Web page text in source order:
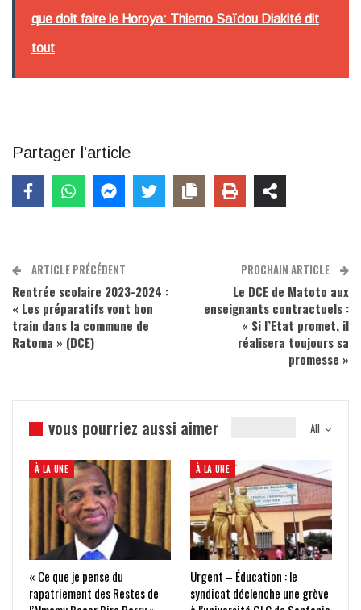
que doit faire le Horoya: Thierno Saïdou Diakité dit
tout
Partager l'article
ARTICLE PRÉCÉDENT
Rentrée scolaire 2023-2024 :
« Les préparatifs vont bon
train dans la commune de
Ratoma » (DCE)
PROCHAIN ARTICLE
Le DCE de Matoto aux
enseignants contractuels :
« Si l’Etat promet, il
réalisera toujours sa
promesse »
All
vous pourriez aussi aimer
À LA UNE
« Ce que je pense du
rapatriement des Restes de
À LA UNE
Urgent – Éducation : le
syndicat déclenche une grève